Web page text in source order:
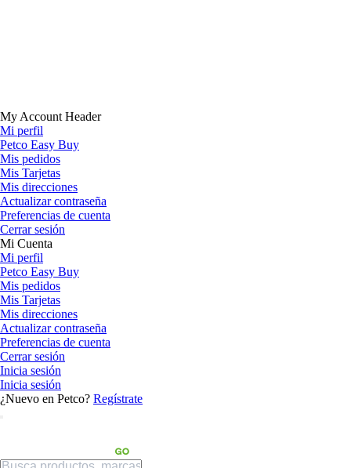
My Account Header
Mi perfil
Petco Easy Buy
Mis pedidos
Mis Tarjetas
Mis direcciones
Actualizar contraseña
Preferencias de cuenta
Cerrar sesión
Mi Cuenta
Mi perfil
Petco Easy Buy
Mis pedidos
Mis Tarjetas
Mis direcciones
Actualizar contraseña
Preferencias de cuenta
Cerrar sesión
Inicia sesión
Inicia sesión
¿Nuevo en Petco? Regístrate